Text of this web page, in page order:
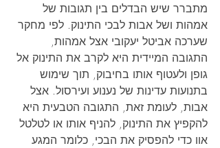
מתברר שיש הבדלים בין תגובות של
אמהות ושל אבות לבכי התינוק. לפי מחקר
שערכה אביטל יעקובי אצל אמהות,
התגובה המיידית היא לקרב את התינוק אל
גופן ולעטוף אותו בחיבוק, תוך שימוש
בתנועות עדינות של נענוע ועירסול. אצל
אבות, לעומת זאת, התגובה הטבעית היא
להקפיץ את התינוק, להניף אותו או לטלטל
אוו כדי להפסיק את הבכי, כלומר המגע